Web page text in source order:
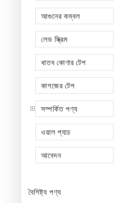
আগুনের কম্বল
লেড স্ক্রিম
ধাতব কোণার টেপ
কাগজের টেপ
সম্পর্কিত পণ্য
ওয়াল প্যাচ
আবেদন
বৈশিষ্ট্য পণ্য